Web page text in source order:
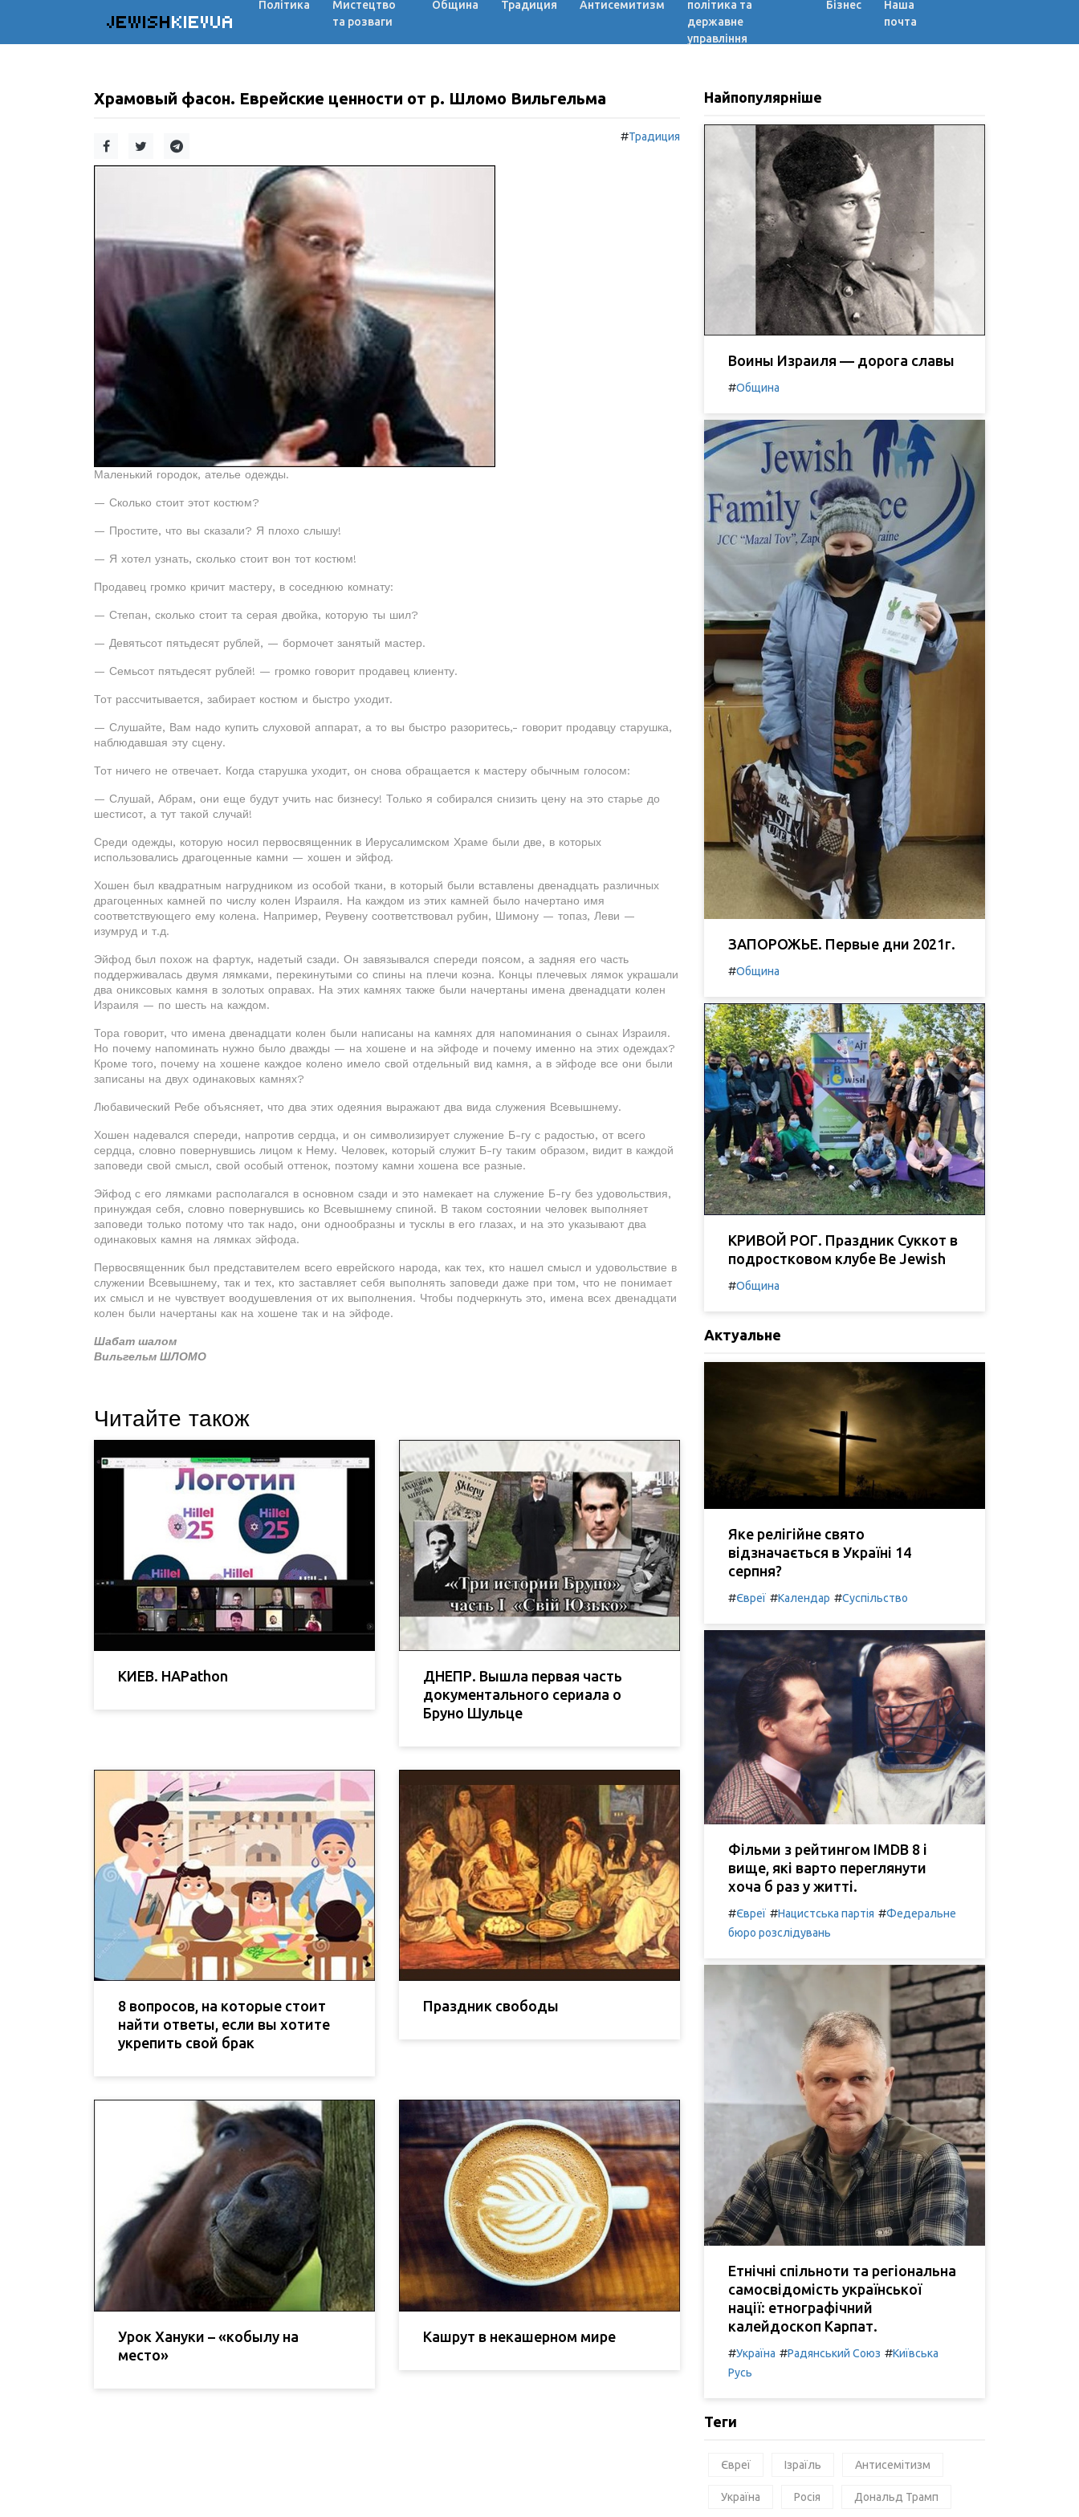
JEWISHKIEVUA
Політика
Мистецтво
та розваги
Община Традиция Антисемитизм
політика та
державне
управління
Бізнес
Наша
почта
Храмовый фасон. Еврейские ценности от р. Шломо Вильгельма
#Традиция
Маленький городок, ателье одежды.
— Сколько стоит этот костюм?
— Простите, что вы сказали? Я плохо слышу!
— Я хотел узнать, сколько стоит вон тот костюм!
Продавец громко кричит мастеру, в соседнюю комнату:
— Степан, сколько стоит та серая двойка, которую ты шил?
— Девятьсот пятьдесят рублей, — бормочет занятый мастер.
— Семьсот пятьдесят рублей! — громко говорит продавец клиенту.
Тот рассчитывается, забирает костюм и быстро уходит.
— Слушайте, Вам надо купить слуховой аппарат, а то вы быстро разоритесь,- говорит продавцу старушка,
наблюдавшая эту сцену.
Тот ничего не отвечает. Когда старушка уходит, он снова обращается к мастеру обычным голосом:
— Слушай, Абрам, они еще будут учить нас бизнесу! Только я собирался снизить цену на это старье до
шестисот, а тут такой случай!
Среди одежды, которую носил первосвященник в Иерусалимском Храме были две, в которых
использовались драгоценные камни — хошен и эйфод.
Хошен был квадратным нагрудником из особой ткани, в который были вставлены двенадцать различных
драгоценных камней по числу колен Израиля. На каждом из этих камней было начертано имя
соответствующего ему колена. Например, Реувену соответствовал рубин, Шимону — топаз, Леви —
изумруд и т.д.
Эйфод был похож на фартук, надетый сзади. Он завязывался спереди поясом, а задняя его часть
поддерживалась двумя лямками, перекинутыми со спины на плечи коэна. Концы плечевых лямок украшали
два ониксовых камня в золотых оправах. На этих камнях также были начертаны имена двенадцати колен
Израиля — по шесть на каждом.
Тора говорит, что имена двенадцати колен были написаны на камнях для напоминания о сынах Израиля.
Но почему напоминать нужно было дважды — на хошене и на эйфоде и почему именно на этих одеждах?
Кроме того, почему на хошене каждое колено имело свой отдельный вид камня, а в эйфоде все они были
записаны на двух одинаковых камнях?
Любавический Ребе объясняет, что два этих одеяния выражают два вида служения Всевышнему.
Хошен надевался спереди, напротив сердца, и он символизирует служение Б-гу с радостью, от всего
сердца, словно повернувшись лицом к Нему. Человек, который служит Б-гу таким образом, видит в каждой
заповеди свой смысл, свой особый оттенок, поэтому камни хошена все разные.
Эйфод с его лямками располагался в основном сзади и это намекает на служение Б-гу без удовольствия,
принуждая себя, словно повернувшись ко Всевышнему спиной. В таком состоянии человек выполняет
заповеди только потому что так надо, они однообразны и тусклы в его глазах, и на это указывают два
одинаковых камня на лямках эйфода.
Первосвященник был представителем всего еврейского народа, как тех, кто нашел смысл и удовольствие в
служении Всевышнему, так и тех, кто заставляет себя выполнять заповеди даже при том, что не понимает
их смысл и не чувствует воодушевления от их выполнения. Чтобы подчеркнуть это, имена всех двенадцати
колен были начертаны как на хошене так и на эйфоде.
Шабат шалом
Вильгельм ШЛОМО
Читайте також
КИЕВ. HAPathon
ДНЕПР. Вышла первая часть
документального сериала о
Бруно Шульце
8 вопросов, на которые стоит
найти ответы, если вы хотите
укрепить свой брак
Праздник свободы
Урок Хануки – «кобылу на
место»
Кашрут в некашерном мире
Найпопулярніше
Воины Израиля — дорога славы
#Община
ЗАПОРОЖЬЕ. Первые дни 2021г.
#Община
КРИВОЙ РОГ. Праздник Суккот в
подростковом клубе Be Jewish
#Община
Актуальне
Яке релігійне свято
відзначається в Україні 14
серпня?
#Євреї #Календар #Суспільство
Фільми з рейтингом IMDB 8 і
вище, які варто переглянути
хоча б раз у житті.
#Євреї #Нацистська партія #Федеральне
бюро розслідувань
Етнічні спільноти та регіональна
самосвідомість української
нації: етнографічний
калейдоскоп Карпат.
#Україна #Радянський Союз #Київська
Русь
Теги
Євреї Ізраїль Антисемітизм
Україна Росія Дональд Трамп